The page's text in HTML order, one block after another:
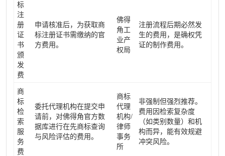
标
注
册
证
书
颁
发
费
申请核准后，为获取商
标注册证书需缴纳的官
方费用。
佛得
角工
业产
权局
注册流程后期必然发
生的费用，是确权凭
证的制作费用。
商
标
检
索
服
务
费
委托代理机构在提交申
请前，对佛得角官方数
据库进行在先商标查询
与风险评估的费用。
商标
代理
机构/
律师
事务
所
非强制但强烈推荐。
费用因检索复杂度
（如类别数量）和机
构而异，能有效规避
冲突风险。